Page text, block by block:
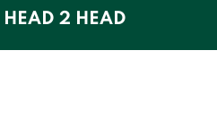
HEAD 2 HEAD